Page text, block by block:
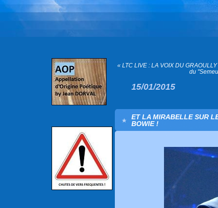
« LTC LIVE : LA VOIX DU GRAOULLY
du
15/01/2015
ET LA MIRABELLE SUR
BOWIE !